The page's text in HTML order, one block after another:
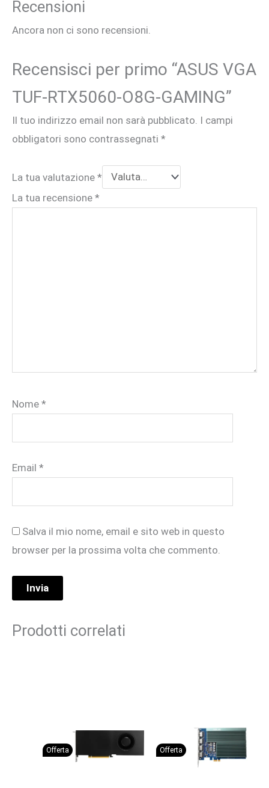
Recensioni
Ancora non ci sono recensioni.
Recensisci per primo “ASUS VGA
TUF-RTX5060-O8G-GAMING”
Il tuo indirizzo email non sarà pubblicato. I campi
obbligatori sono contrassegnati *
La tua valutazione *
La tua recensione *
Nome *
Email *
Salva il mio nome, email e sito web in questo
browser per la prossima volta che commento.
Prodotti correlati
Offerta Offerta